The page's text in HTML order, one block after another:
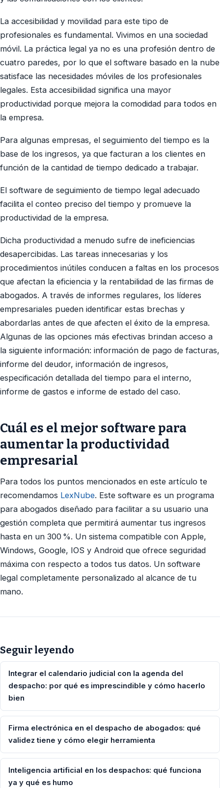
La accesibilidad y movilidad para este tipo de
profesionales es fundamental. Vivimos en una sociedad
móvil. La práctica legal ya no es una profesión dentro de
cuatro paredes, por lo que el software basado en la nube
satisface las necesidades móviles de los profesionales
legales. Esta accesibilidad significa una mayor
productividad porque mejora la comodidad para todos en
la empresa.
Para algunas empresas, el seguimiento del tiempo es la
base de los ingresos, ya que facturan a los clientes en
función de la cantidad de tiempo dedicado a trabajar.
El software de seguimiento de tiempo legal adecuado
facilita el conteo preciso del tiempo y promueve la
productividad de la empresa.
Dicha productividad a menudo sufre de ineficiencias
desapercibidas. Las tareas innecesarias y los
procedimientos inútiles conducen a faltas en los procesos
que afectan la eficiencia y la rentabilidad de las firmas de
abogados. A través de informes regulares, los líderes
empresariales pueden identificar estas brechas y
abordarlas antes de que afecten el éxito de la empresa.
Algunas de las opciones más efectivas brindan acceso a
la siguiente información: información de pago de facturas,
informe del deudor, información de ingresos,
especificación detallada del tiempo para el interno,
informe de gastos e informe de estado del caso.
Cuál es el mejor software para
aumentar la productividad
empresarial
Para todos los puntos mencionados en este artículo te
recomendamos LexNube. Este software es un programa
para abogados diseñado para facilitar a su usuario una
gestión completa que permitirá aumentar tus ingresos
hasta en un 300 %. Un sistema compatible con Apple,
Windows, Google, IOS y Android que ofrece seguridad
máxima con respecto a todos tus datos. Un software
legal completamente personalizado al alcance de tu
mano.
Seguir leyendo
Integrar el calendario judicial con la agenda del
despacho: por qué es imprescindible y cómo hacerlo
bien
Firma electrónica en el despacho de abogados: qué
validez tiene y cómo elegir herramienta
Inteligencia artificial en los despachos: qué funciona
ya y qué es humo